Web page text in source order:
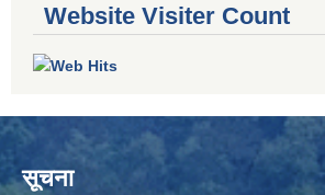
Website Visiter Count
सूचना